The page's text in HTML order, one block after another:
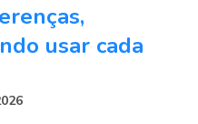
usar cada